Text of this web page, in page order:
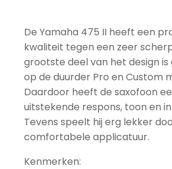
De Yamaha 475 II heeft een
kwaliteit tegen een zeer
grootste deel van het design is
op de duurder Pro en Custom
Daardoor heeft de saxofoon
uitstekende respons, toon en
Tevens speelt hij erg lekker
comfortabele applicatuur.
Kenmerken: